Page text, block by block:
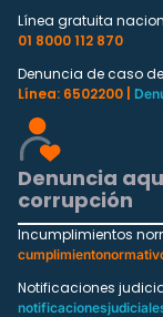
Línea gratuita
01 8000 112 870
Denuncia de caso
Línea: 6502200 |
Denuncia
corrupción
Incumplimientos
Notificaciones